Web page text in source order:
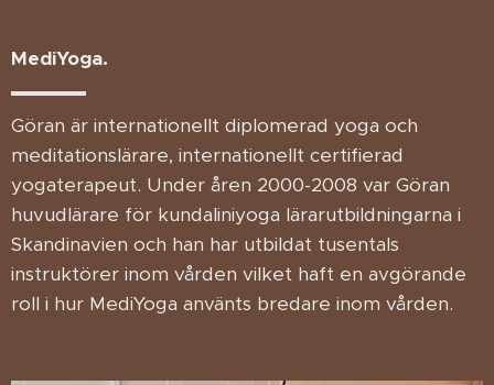
MediYoga.
Göran är internationellt diplomerad yoga och
meditationslärare, internationellt certifierad
yogaterapeut. Under åren 2000-2008 var Göran
huvudlärare för kundaliniyoga lärarutbildningarna i
Skandinavien och han har utbildat tusentals
instruktörer inom vården vilket haft en avgörande
roll i hur MediYoga använts bredare inom vården.